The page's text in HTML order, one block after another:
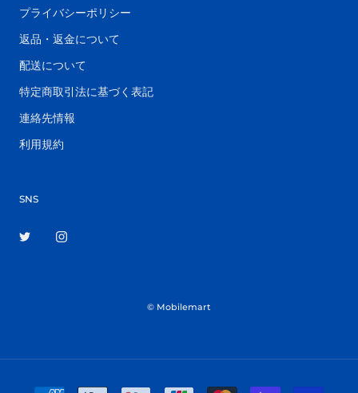
プライバシーポリシー
返品・返金について
配送について
特定商取引法に基づく表記
連絡先情報
利用規約
SNS
© Mobilemart